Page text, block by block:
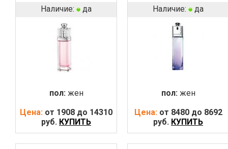
Наличие: да
пол: жен
Цена: от 1908 до 14310
руб. КУПИТЬ
Наличие: да
пол: жен
Цена: от 8480 до 8692
руб. КУПИТЬ